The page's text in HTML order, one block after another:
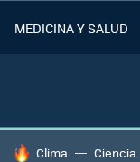
MEDICINA Y SALUD
HOY SE HABLA DE
Clima Ciencia